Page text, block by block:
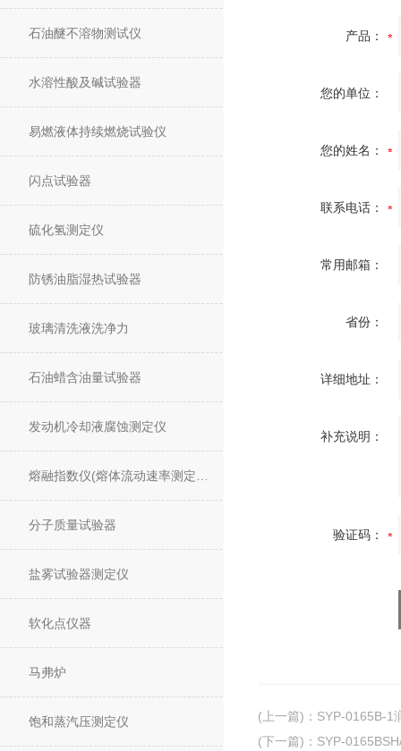
石油醚不溶物测试仪
水溶性酸及碱试验器
易燃液体持续燃烧试验仪
闪点试验器
硫化氢测定仪
防锈油脂湿热试验器
玻璃清洗液洗净力
石油蜡含油量试验器
发动机冷却液腐蚀测定仪
分子质量试验器
盐雾试验器测定仪
软化点仪器
马弗炉
饱和蒸汽压测定仪
产品：
您的单位：
您的姓名：
联系电话：
常用邮箱：
省份：
详细地址：
补充说明：
验证码：
(上一篇) ： SYP-0165B-1
(下一篇) ： SYP-